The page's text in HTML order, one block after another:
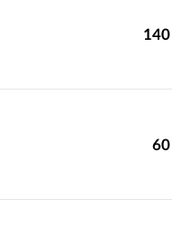
140
60